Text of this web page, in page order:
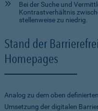
Bei der Suche und
Kontrastverhältnis
stellenweise zu niedrig.
Stand der
Homepages
Analog zu dem oben
Umsetzung der digitalen